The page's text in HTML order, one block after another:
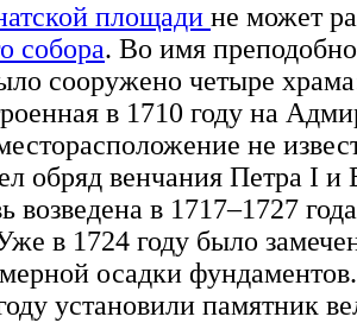
площади не может
собора. Во имя
сооружено четыре
в 1710 году на
не
обряд венчания Петра I
возведена в 1717–1727
в 1724 году было
осадки
установили памятник